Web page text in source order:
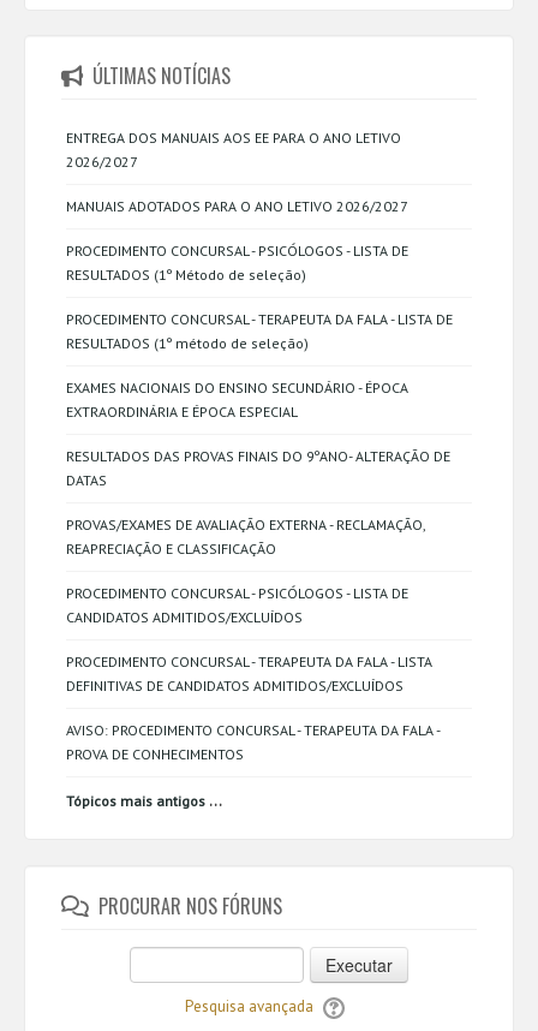
ÚLTIMAS NOTÍCIAS
ENTREGA DOS MANUAIS AOS EE PARA O ANO LETIVO
2026/2027
MANUAIS ADOTADOS PARA O ANO LETIVO 2026/2027
PROCEDIMENTO CONCURSAL - PSICÓLOGOS - LISTA DE
RESULTADOS (1º Método de seleção)
PROCEDIMENTO CONCURSAL - TERAPEUTA DA FALA - LISTA DE
RESULTADOS (1º método de seleção)
EXAMES NACIONAIS DO ENSINO SECUNDÁRIO - ÉPOCA
EXTRAORDINÁRIA E ÉPOCA ESPECIAL
RESULTADOS DAS PROVAS FINAIS DO 9ºANO- ALTERAÇÃO DE
DATAS
PROVAS/EXAMES DE AVALIAÇÃO EXTERNA - RECLAMAÇÃO,
REAPRECIAÇÃO E CLASSIFICAÇÃO
PROCEDIMENTO CONCURSAL - PSICÓLOGOS - LISTA DE
CANDIDATOS ADMITIDOS/EXCLUÍDOS
PROCEDIMENTO CONCURSAL - TERAPEUTA DA FALA - LISTA
DEFINITIVAS DE CANDIDATOS ADMITIDOS/EXCLUÍDOS
AVISO: PROCEDIMENTO CONCURSAL - TERAPEUTA DA FALA -
PROVA DE CONHECIMENTOS
Tópicos mais antigos ...
PROCURAR NOS FÓRUNS
Executar
Pesquisa avançada